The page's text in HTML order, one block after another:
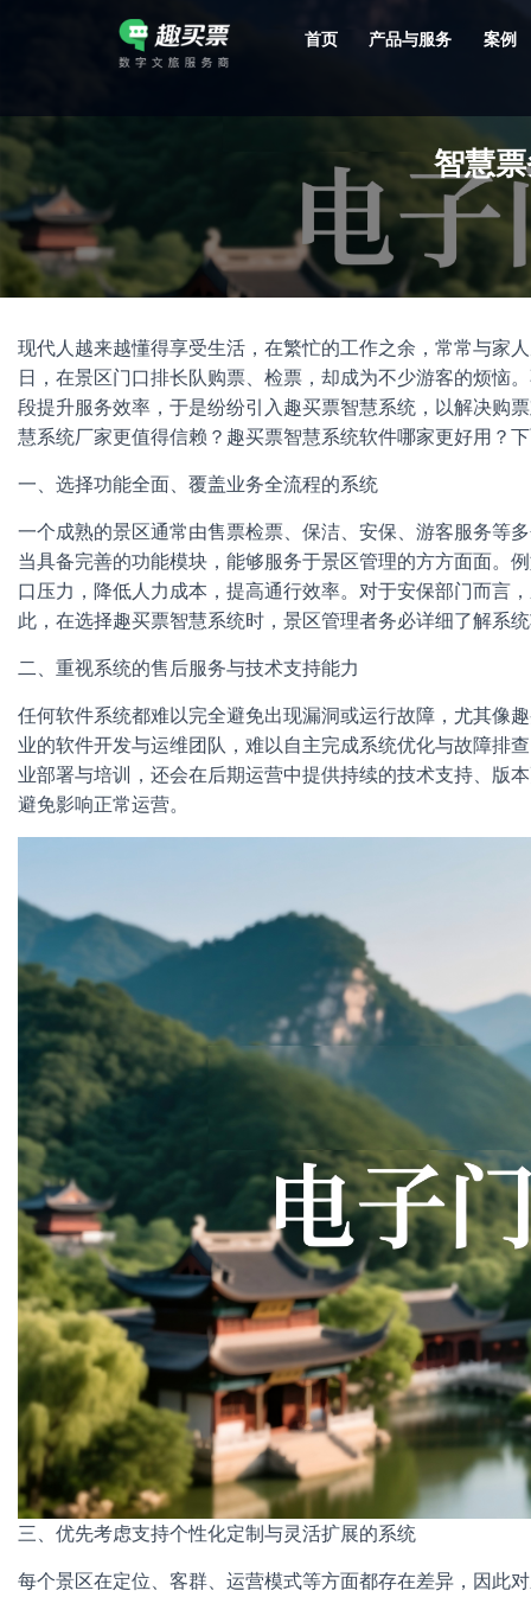
首页 产品与服务 案例
智慧
现代人越来越懂得享受生活，在繁忙的工作之余，常常与家
日，在景区门口排长队购票、检票，却成为不少游客的烦恼
段提升服务效率，于是纷纷引入趣买票智慧系统，以解决购
慧系统厂家更值得信赖？趣买票智慧系统软件哪家更好用？
一、选择功能全面、覆盖业务全流程的系统
一个成熟的景区通常由售票检票、保洁、安保、游客服务等
当具备完善的功能模块，能够服务于景区管理的方方面面。
口压力，降低人力成本，提高通行效率。对于安保部门而言
此，在选择趣买票智慧系统时，景区管理者务必详细了解系
二、重视系统的售后服务与技术支持能力
任何软件系统都难以完全避免出现漏洞或运行故障，尤其像
业的软件开发与运维团队，难以自主完成系统优化与故障排
业部署与培训，还会在后期运营中提供持续的技术支持、版
避免影响正常运营。
三、优先考虑支持个性化定制与灵活扩展的系统
每个景区在定位、客群、运营模式等方面都存在差异，因此